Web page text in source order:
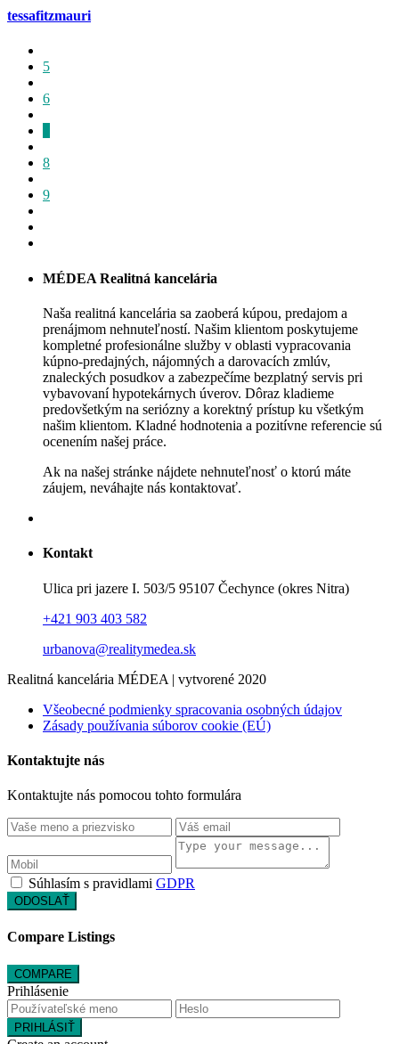
tessafitzmauri
5
6
8
9
MÉDEA Realitná kancelária
Naša realitná kancelária sa zaoberá kúpou, predajom a
prenájmom nehnuteľností. Našim klientom poskytujeme
kompletné profesionálne služby v oblasti vypracovania
kúpno-predajných, nájomných a darovacích zmlúv,
znaleckých posudkov a zabezpečíme bezplatný servis pri
vybavovaní hypotekárnych úverov. Dôraz kladieme
predovšetkým na seriózny a korektný prístup ku všetkým
našim klientom. Kladné hodnotenia a pozitívne referencie sú
ocenením našej práce.
Ak na našej stránke nájdete nehnuteľnosť o ktorú máte
záujem, neváhajte nás kontaktovať.
Kontakt
Ulica pri jazere I. 503/5 95107 Čechynce (okres Nitra)
+421 903 403 582
urbanova@realitymedea.sk
Realitná kancelária MÉDEA | vytvorené 2020
Všeobecné podmienky spracovania osobných údajov
Zásady používania súborov cookie (EÚ)
Kontaktujte nás
Kontaktujte nás pomocou tohto formulára
Súhlasím s pravidlami GDPR
ODOSLAŤ
Compare Listings
COMPARE
Prihlásenie
PRIHLÁSIŤ